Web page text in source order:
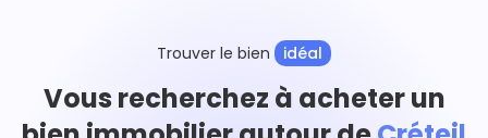
Trouver le bien idéal
Vous recherchez à acheter un